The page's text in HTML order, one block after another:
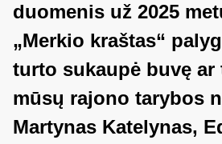
duomenis už 2025
„Merkio kraštas“
turto sukaupė buvę ar
mūsų rajono tarybos
Martynas Katelynas,